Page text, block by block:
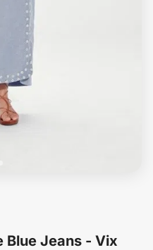
Blue Jeans - Vix